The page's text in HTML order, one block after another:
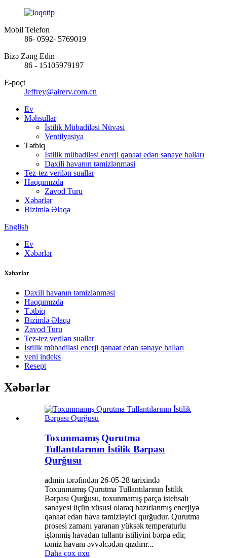
Mobil Telefon
86- 0592- 5769019
Bizə Zəng Edin
86 - 15105979197
E-poçt
Jeffrey@airerv.com.cn
Ev
Məhsullar
İstilik Mübadiləsi Nüvəsi
Ventilyasiya
Tətbiq
İstilik mübadiləsi enerji qənaət edən sənaye halları
Daxili havanın təmizlənməsi
Tez-tez verilən suallar
Haqqımızda
Zavod Turu
Xəbərlər
Bizimlə Əlaqə
English
Ev
Xəbərlər
Xəbərlər
Daxili havanın təmizlənməsi
Haqqımızda
Tətbiq
Bizimlə Əlaqə
Zavod Turu
Tez-tez verilən suallar
İstilik mübadiləsi enerji qənaət edən sənaye halları
yeni indeks
Resept
Xəbərlər
Toxunmamış Qurutma
Tullantılarının İstilik Bərpası
Qurğusu
admin tərəfindən 26-05-28 tarixində
Toxunmamış Qurutma Tullantılarının İstilik
Bərpası Qurğusu, toxunmamış parça istehsalı
sənayesi üçün xüsusi olaraq hazırlanmış enerjiyə
qənaət edən hava təmizləyici qurğudur. Qurutma
prosesi zamanı yaranan yüksək temperaturlu
işlənmiş havadan tullantı istiliyini bərpa edir,
təmiz havanı əvvəlcədən qızdırır...
Daha çox oxu